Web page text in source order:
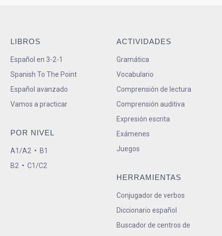
LIBROS
Español en 3-2-1
Spanish To The Point
Español avanzado
Vamos a practicar
POR NIVEL
A1/A2 • B1
B2 • C1/C2
ACTIVIDADES
Gramática
Vocabulario
Comprensión de lectura
Comprensión auditiva
Expresión escrita
Exámenes
Juegos
HERRAMIENTAS
Conjugador de verbos
Diccionario español
Buscador de centros de